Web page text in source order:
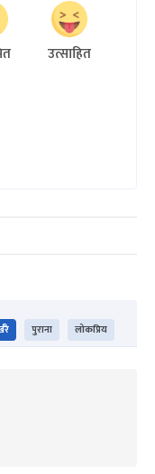
उत्साहित
पुराना लोकप्रिय